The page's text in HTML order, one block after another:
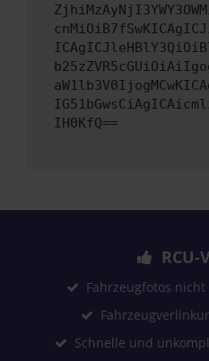
IH0KfQ==
Fahrzeugfotos
Schnelle und